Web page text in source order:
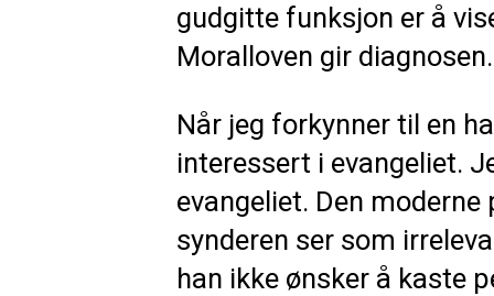
gudgitte funksjon er å
Moralloven gir
Når jeg forkynner til en
interessert i evangeliet.
evangeliet. Den
synderen ser som
han ikke ønsker å kaste